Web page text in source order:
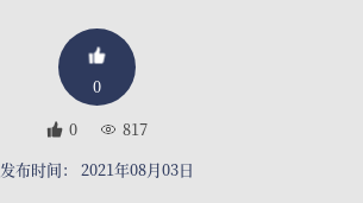
0
0
817
发布时间： 2021年08月03日